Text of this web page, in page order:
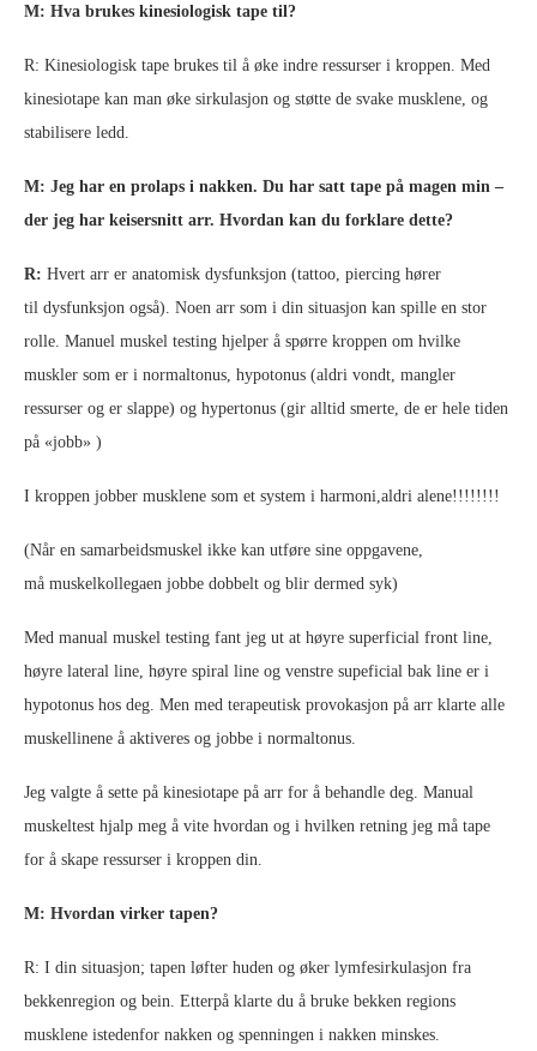
M: Hva brukes kinesiologisk tape til?
R: Kinesiologisk tape brukes til å øke indre ressurser i kroppen. Med
kinesiotape kan man øke sirkulasjon og støtte de svake musklene, og
stabilisere ledd.
M: Jeg har en prolaps i nakken. Du har satt tape på magen min –
der jeg har keisersnitt arr. Hvordan kan du forklare dette?
R: Hvert arr er anatomisk dysfunksjon (tattoo, piercing hører
til dysfunksjon også). Noen arr som i din situasjon kan spille en stor
rolle. Manuel muskel testing hjelper å spørre kroppen om hvilke
muskler som er i normaltonus, hypotonus (aldri vondt, mangler
ressurser og er slappe) og hypertonus (gir alltid smerte, de er hele tiden
på «jobb» )
I kroppen jobber musklene som et system i harmoni,aldri alene!!!!!!!!
(Når en samarbeidsmuskel ikke kan utføre sine oppgavene,
må muskelkollegaen jobbe dobbelt og blir dermed syk)
Med manual muskel testing fant jeg ut at høyre superficial front line,
høyre lateral line, høyre spiral line og venstre supeficial bak line er i
hypotonus hos deg. Men med terapeutisk provokasjon på arr klarte alle
muskellinene å aktiveres og jobbe i normaltonus.
Jeg valgte å sette på kinesiotape på arr for å behandle deg. Manual
muskeltest hjalp meg å vite hvordan og i hvilken retning jeg må tape
for å skape ressurser i kroppen din.
M: Hvordan virker tapen?
R: I din situasjon; tapen løfter huden og øker lymfesirkulasjon fra
bekkenregion og bein. Etterpå klarte du å bruke bekken regions
musklene istedenfor nakken og spenningen i nakken minskes.